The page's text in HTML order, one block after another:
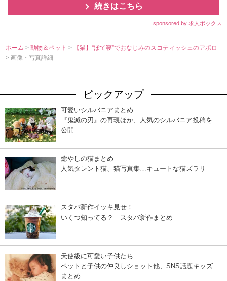
続きはこちら
sponsored by 求人ボックス
ホーム >動物＆ペット>
【猫】“ぽて寝”でおなじみのスコティッシュのアポロ
> 画像・写真詳細
ピックアップ
可愛いシルバニアまとめ
『鬼滅の刃』の再現ほか、人気のシルバニア投稿を
公開
癒やしの猫まとめ
人気タレント猫、猫写真集…キュートな猫ズラリ
スタバ新作イッキ見せ！
いくつ知ってる？ スタバ新作まとめ
天使級に可愛い子供たち
ペットと子供の仲良しショット他、SNS話題キッズ
まとめ